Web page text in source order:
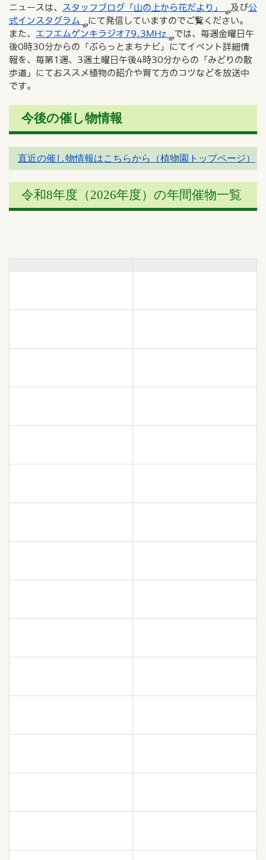
ニュースは、 スタッフブログ「山の上から花だより」 及び公
式インスタグラム
にて発信していますのでご覧ください。
また、 エフエムゲンキラジオ79.3MHz
では、毎週金曜日午
後0時30分からの「ぶらっとまちナビ」にてイベント詳細情
報を、毎第1週、3週土曜日午後4時30分からの「みどりの散
歩道」にておススメ植物の紹介や育て方のコツなどを放送中
です。
今後の催し物情報
直近の催し物情報はこちらから（植物園トップページ）
令和8年度（2026年度）の年間催物一覧